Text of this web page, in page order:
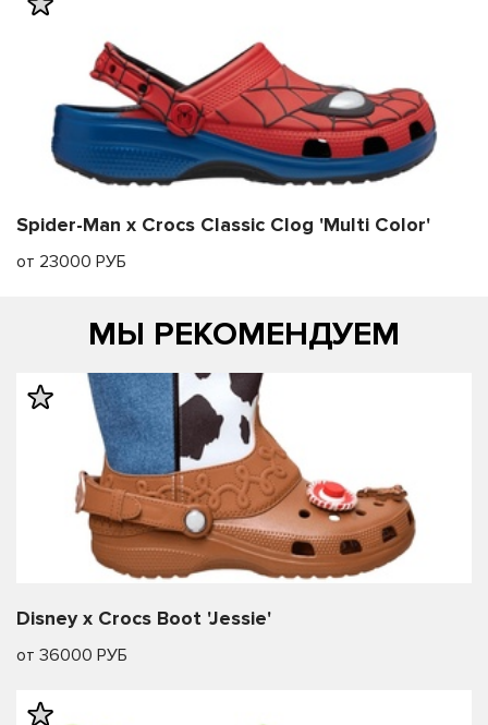
Spider-Man x Crocs Classic Clog 'Multi Color'
от 23000 РУБ
МЫ РЕКОМЕНДУЕМ
Disney x Crocs Boot 'Jessie'
от 36000 РУБ